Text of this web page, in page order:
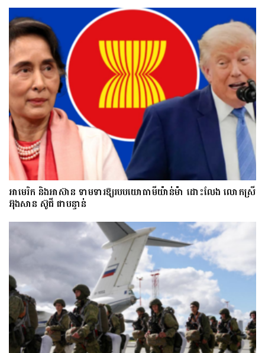
អាមេរិក និងអាស៊ាន ទាមទារឱ្យ​របបយោធាមីយ៉ាន់ម៉ា​ ដោះ​លែង​ លោកស្រី
អ៊ុងសាន ស៊ូជី ជា​បន្ទាន់